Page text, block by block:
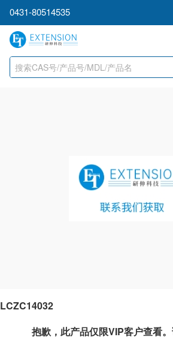
0431-80514535
LCZC14032
抱歉，此产品仅限VIP客户查看